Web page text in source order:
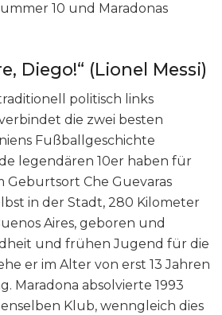
10 und Maradonas
Diego!“ (Lionel Messi)
politisch links
die zwei besten
Fußballgeschichte
legendären 10er haben für
Geburtsort Che Guevaras
in der Stadt, 280 Kilometer
Aires, geboren und
und frühen Jugend für die
er im Alter von erst 13 Jahren
Maradona absolvierte 1993
Klub, wenngleich dies